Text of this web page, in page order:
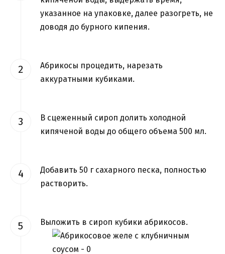
указанное на упаковке, далее разогреть, не
доводя до бурного кипения.
Абрикосы процедить, нарезать
аккуратными кубиками.
В сцеженный сироп долить холодной
кипяченой воды до общего объема 500 мл.
Добавить 50 г сахарного песка, полностью
растворить.
Выложить в сироп кубики абрикосов.